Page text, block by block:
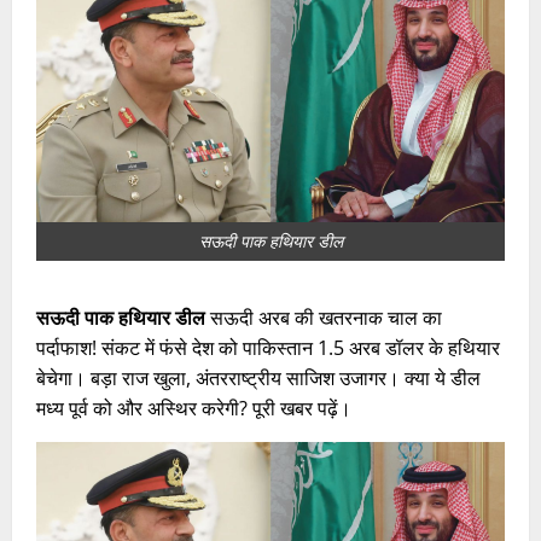
सऊदी पाक हथियार डील
सऊदी पाक हथियार डीलसऊदी अरब की खतरनाक चाल का
पर्दाफाश! संकट में फंसे देश को पाकिस्तान 1.5 अरब डॉलर के हथियार
बेचेगा। बड़ा राज खुला, अंतरराष्ट्रीय साजिश उजागर। क्या ये डील
मध्य पूर्व को और अस्थिर करेगी? पूरी खबर पढ़ें।